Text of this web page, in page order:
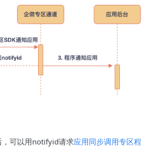
，可以用notifyid请求应用同步调用专区程